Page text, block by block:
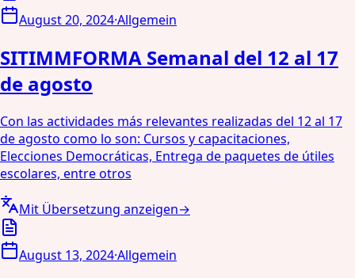
August 20, 2024·Allgemein
SITIMMFORMA Semanal del 12 al 17
de agosto
Con las actividades más relevantes realizadas del 12 al 17
de agosto como lo son: Cursos y capacitaciones,
Elecciones Democráticas, Entrega de paquetes de útiles
escolares, entre otros
Mit Übersetzung anzeigen→
August 13, 2024·Allgemein